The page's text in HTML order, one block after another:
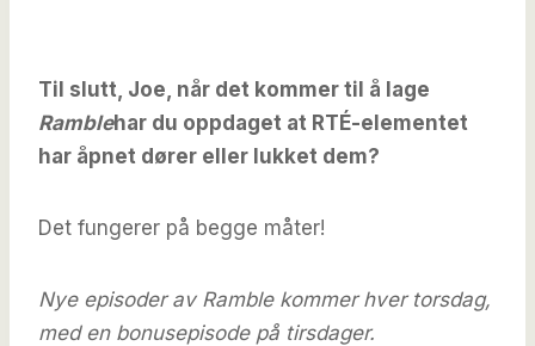
Til slutt, Joe, når det kommer til å lage
Ramblehar du oppdaget at RTÉ-elementet
har åpnet dører eller lukket dem?
Det fungerer på begge måter!
Nye episoder av Ramble kommer hver torsdag,
med en bonusepisode på tirsdager.